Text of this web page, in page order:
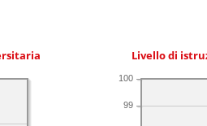
Livello di
99
100